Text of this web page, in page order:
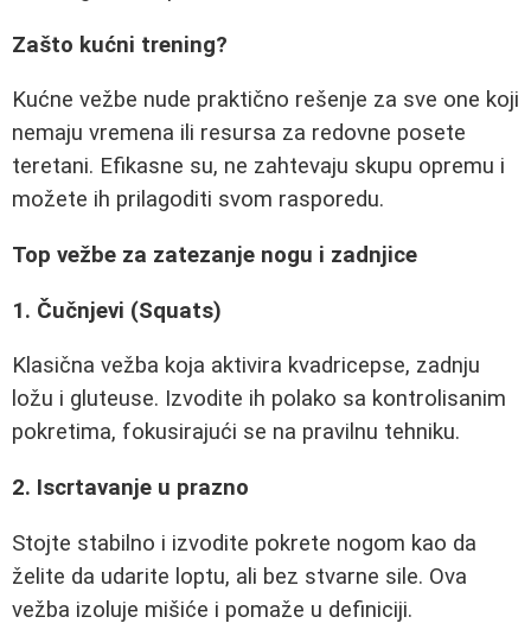
Zašto kućni trening?
Kućne vežbe nude praktično rešenje za sve one koji
nemaju vremena ili resursa za redovne posete
teretani. Efikasne su, ne zahtevaju skupu opremu i
možete ih prilagoditi svom rasporedu.
Top vežbe za zatezanje nogu i zadnjice
1. Čučnjevi (Squats)
Klasična vežba koja aktivira kvadricepse, zadnju
ložu i gluteuse. Izvodite ih polako sa kontrolisanim
pokretima, fokusirajući se na pravilnu tehniku.
2. Iscrtavanje u prazno
Stojte stabilno i izvodite pokrete nogom kao da
želite da udarite loptu, ali bez stvarne sile. Ova
vežba izoluje mišiće i pomaže u definiciji.